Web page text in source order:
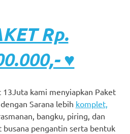
Rp.
♥
kami menyiapkan Paket
Sarana lebih komplet,
bangku, piring, dan
busana pengantin serta bentuk